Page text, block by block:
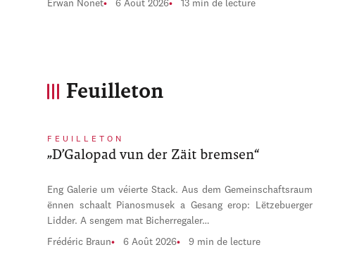
Erwan Nonet 6 Août 2026 13 min de lecture
Feuilleton
FEUILLETON
„D’Galopad vun der Zäit bremsen“
Eng Galerie um véierte Stack. Aus dem Gemeinschaftsraum
ënnen schaalt Pianosmusek a Gesang erop: Lëtzebuerger
Lidder. A sengem mat Bicherregaler…
Frédéric Braun 6 Août 2026 9 min de lecture